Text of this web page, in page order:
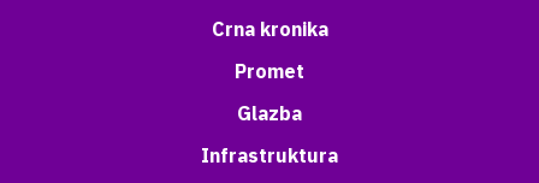
Crna kronika
Promet
Glazba
Infrastruktura